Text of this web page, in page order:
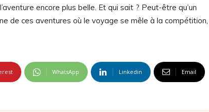
encore plus belle. Et qui sait ? Peut-être qu’un
de ces aventures où le voyage se mêle à la compétition,
WhatsApp Linkedin Email